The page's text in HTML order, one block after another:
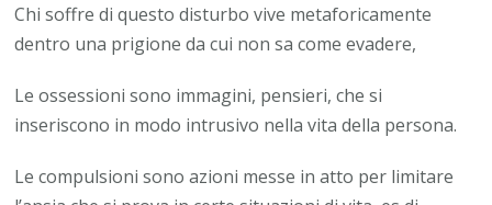
Chi soffre di questo disturbo vive metaforicamente
dentro una prigione da cui non sa come evadere,
Le ossessioni sono immagini, pensieri, che si
inseriscono in modo intrusivo nella vita della persona.
Le compulsioni sono azioni messe in atto per limitare